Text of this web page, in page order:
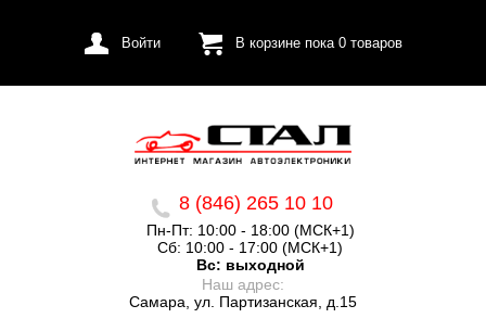
Войти В корзине пока 0товаров
8 (846) 265 10 10
Пн-Пт: 10:00 - 18:00 (МСК+1)
Сб: 10:00 - 17:00 (МСК+1)
Вс: выходной
Наш адрес:
Самара, ул. Партизанская, д.15